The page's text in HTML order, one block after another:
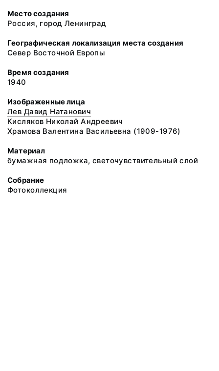
Место создания
Россия, город Ленинград
Географическая локализация места создания
Север Восточной Европы
Время создания
1940
Изображенные лица
Лев Давид Натанович
Кисляков Николай Андреевич
Храмова Валентина Васильевна (1909-1976)
Материал
бумажная подложка, светочувствительный слой
Собрание
Фотоколлекция